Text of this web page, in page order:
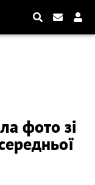
фото зі